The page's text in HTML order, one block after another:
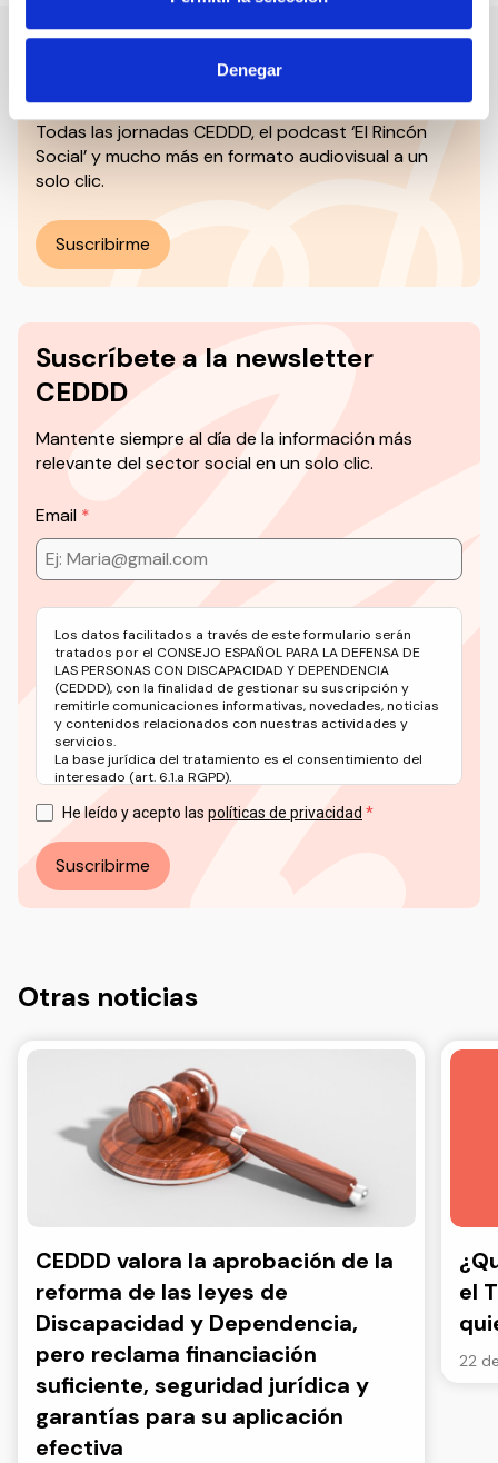
Denegar
Nuestro canal de Youtube
Todas las jornadas CEDDD, el podcast ‘El Rincón
Social’ y mucho más en formato audiovisual a un
solo clic.
Suscribirme
Suscríbete a la newsletter
CEDDD
Mantente siempre al día de la información más
relevante del sector social en un solo clic.
Email
Los datos facilitados a través de este formulario serán
tratados por el CONSEJO ESPAÑOL PARA LA DEFENSA DE
LAS PERSONAS CON DISCAPACIDAD Y DEPENDENCIA
(CEDDD), con la finalidad de gestionar su suscripción y
remitirle comunicaciones informativas, novedades, noticias
y contenidos relacionados con nuestras actividades y
servicios.
La base jurídica del tratamiento es el consentimiento del
interesado (art. 6.1.a RGPD).
datos a través del correo electrónico: info@ceddd.org
He leído y acepto las políticas de privacidad
Suscribirme
Otras noticias
CEDDD valora la aprobación de la
reforma de las leyes de
Discapacidad y Dependencia,
pero reclama financiación
suficiente, seguridad jurídica y
garantías para su aplicación
efectiva
el
22